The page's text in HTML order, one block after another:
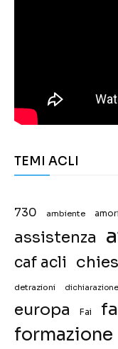
TEMI ACLI
730 ambiente
assistenza
caf acli
detrazioni dichiarazione
europa Fai
formazione